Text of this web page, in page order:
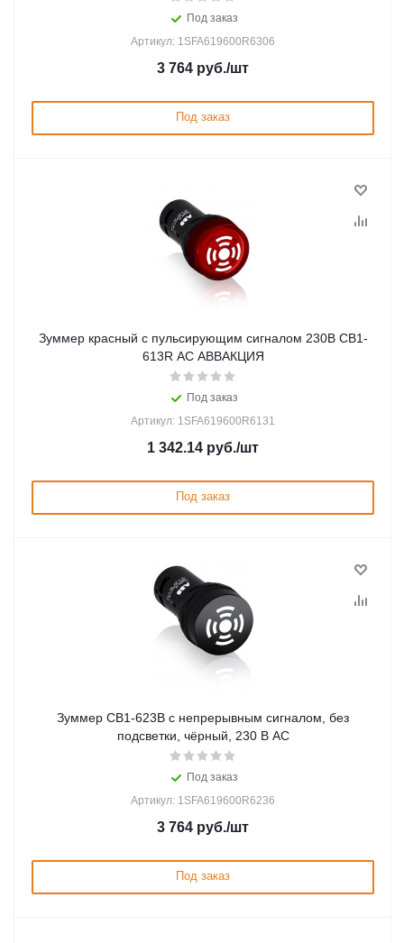
Под заказ
Артикул: 1SFA619600R6306
3 764 руб./шт
Под заказ
Зуммер красный с пульсирующим сигналом 230В CB1-
613R AC ABBАКЦИЯ
Под заказ
Артикул: 1SFA619600R6131
1 342.14 руб./шт
Под заказ
Зуммер CB1-623B с непрерывным сигналом, без
подсветки, чёрный, 230 В AC
Под заказ
Артикул: 1SFA619600R6236
3 764 руб./шт
Под заказ